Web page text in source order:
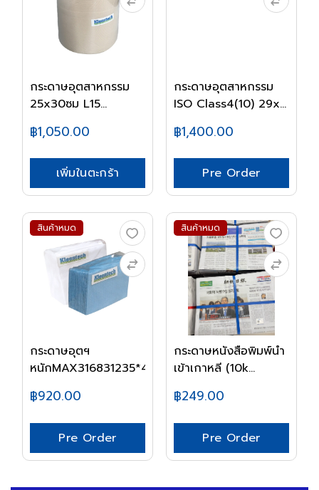
กระดาษอุตสาหกรรม
25x30ซม L15
฿1,050.00
เพิ่มในตะกร้า
กระดาษอุตสาหกรรม
ISO Class4(10) 29x...
฿1,400.00
Pre Order
สินค้าหมด
กระดาษอุตฯ
หนักMAX316831235*43KLEENT...
฿920.00
Pre Order
สินค้าหมด
กระดาษหนังสือพิมพ์นำ
เข้าเกาหลี (10k...
฿249.00
Pre Order